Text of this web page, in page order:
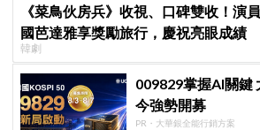
《菜鳥伙房兵》收視、口碑雙收！演
國芭達雅享獎勵旅行，慶祝亮眼成績
韓劇
009829掌握AI關鍵
今強勢開募
PR・大華銀全能行銷方案